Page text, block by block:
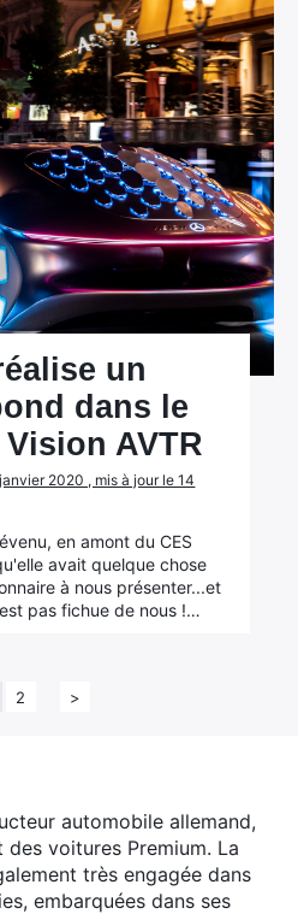
automobile allemand,
voitures Premium. La
très engagée dans
embarquées dans ses
un
dans le
AVTR
2020 , mis à jour le 14
en amont du CES
avait quelque chose
à nous présenter...et
pas fichue de nous !…
2 >